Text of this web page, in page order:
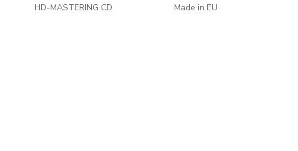
HD-MASTERING CD
Made in EU